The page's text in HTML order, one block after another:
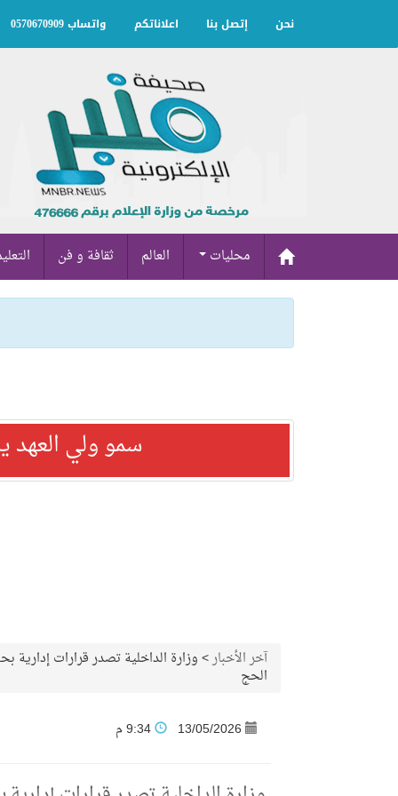
نحن إتصل بنا اعلاناتكم واتساب 0570670909
محليات العالم ثقافة و فن
سمو ولي
آخر الأخبار>
الحج
13/05/2026